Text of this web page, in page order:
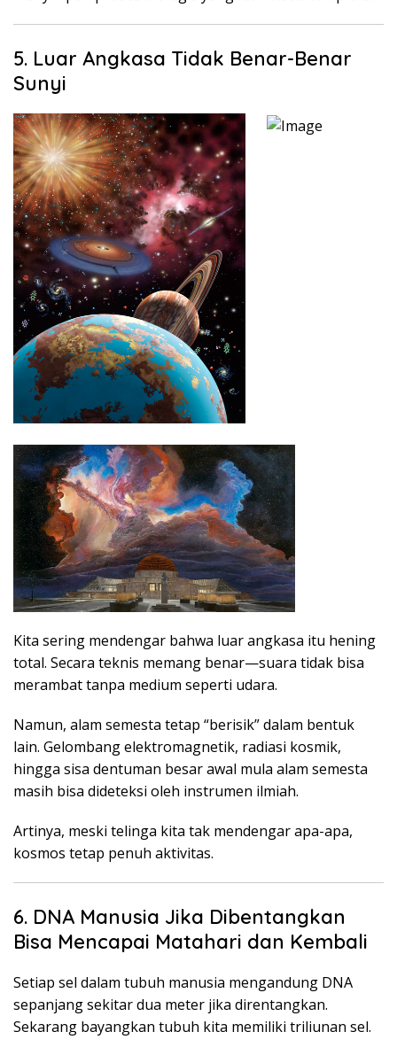
5. Luar Angkasa Tidak Benar-Benar
Sunyi
Kita sering mendengar bahwa luar angkasa itu hening
total. Secara teknis memang benar—suara tidak bisa
merambat tanpa medium seperti udara.
Namun, alam semesta tetap “berisik” dalam bentuk
lain. Gelombang elektromagnetik, radiasi kosmik,
hingga sisa dentuman besar awal mula alam semesta
masih bisa dideteksi oleh instrumen ilmiah.
Artinya, meski telinga kita tak mendengar apa-apa,
kosmos tetap penuh aktivitas.
6. DNA Manusia Jika Dibentangkan
Bisa Mencapai Matahari dan Kembali
Setiap sel dalam tubuh manusia mengandung DNA
sepanjang sekitar dua meter jika direntangkan.
Sekarang bayangkan tubuh kita memiliki triliunan sel.